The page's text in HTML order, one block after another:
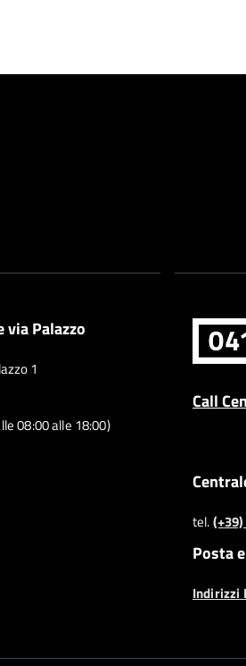
via Palazzo
1
08:00 alle 18:00)
Call
tel.
Posta
Indirizzi